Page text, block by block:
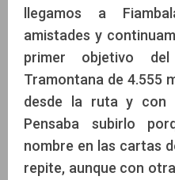
llegamos a
amistades y
primer objetivo
Tramontana de 4.555
desde la ruta y con
Pensaba subirlo
nombre en las cartas
repite, aunque con